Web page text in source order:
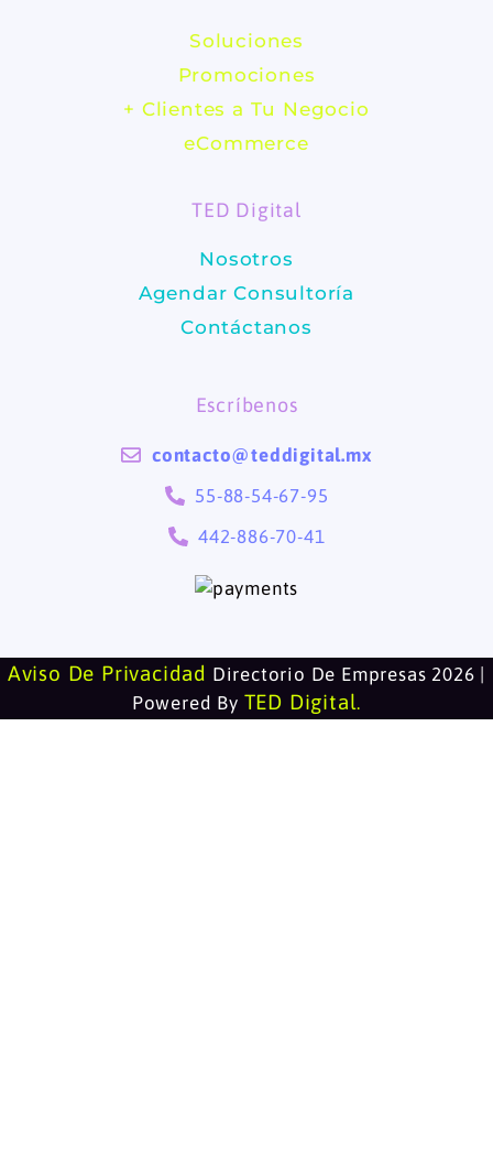
c
e
b
o
k
t
a
r
a
m
Soluciones
Promociones
+ Clientes a Tu Negocio
eCommerce
TED Digital
Nosotros
Agendar Consultoría
Contáctanos
Escríbenos
contacto@teddigital.mx
55-88-54-67-95
442-886-70-41
Aviso De Privacidad Directorio De Empresas 2026 |
Powered By TED Digital.